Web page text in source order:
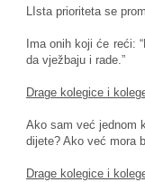
LIsta prioriteta se
Ima onih koji će reći:
da vježbaju i rade.”
Drage kolegice i
Ako sam već jednom
dijete? Ako već mora
Drage kolegice i